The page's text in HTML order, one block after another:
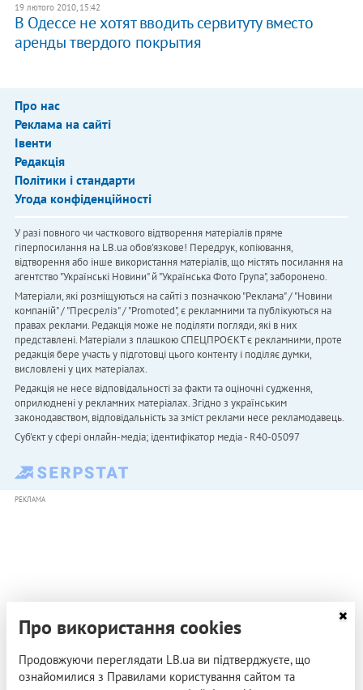
19 лютого 2010, 15:42
В Одессе не хотят вводить сервитуту вместо
аренды твердого покрытия
Про нас
Реклама на сайті
Івенти
Редакція
Політики і стандарти
Угода конфіденційності
У разі повного чи часткового відтворення матеріалів пряме
гіперпосилання на LB.ua обов'язкове! Передрук, копіювання,
відтворення або інше використання матеріалів, що містять посилання на
агентство "Українськi Новини" й "Українська Фото Група", заборонено.
Матеріали, які розміщуються на сайті з позначкою "Реклама" / "Новини
компаній" / "Пресреліз" / "Promoted", є рекламними та публікуються на
правах реклами. Редакція може не поділяти погляди, які в них
представлені. Матеріали з плашкою СПЕЦПРОЄКТ є рекламними, проте
редакція бере участь у підготовці цього контенту і поділяє думки,
висловлені у цих матеріалах.
Редакція не несе відповідальності за факти та оціночні судження,
оприлюднені у рекламних матеріалах. Згідно з українським
законодавством, відповідальність за зміст реклами несе рекламодавець.
Cуб'єкт у сфері онлайн-медіа; ідентифікатор медіа - R40-05097
РЕКЛАМА
Про використання cookies
Продовжуючи переглядати LB.ua ви підтверджуєте, що
ознайомилися з Правилами користування сайтом та